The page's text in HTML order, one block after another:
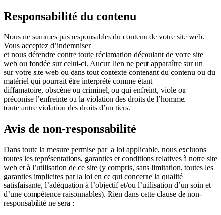
Responsabilité du contenu
Nous ne sommes pas responsables du contenu de votre site web.
Vous acceptez d’indemniser
et nous défendre contre toute réclamation découlant de votre site
web ou fondée sur celui-ci. Aucun lien ne peut apparaître sur un
sur votre site web ou dans tout contexte contenant du contenu ou du
matériel qui pourrait être interprété comme étant
diffamatoire, obscène ou criminel, ou qui enfreint, viole ou
préconise l’enfreinte ou la violation des droits de l’homme.
toute autre violation des droits d’un tiers.
Avis de non-responsabilité
Dans toute la mesure permise par la loi applicable, nous excluons
toutes les représentations, garanties et conditions relatives à notre site
web et à l’utilisation de ce site (y compris, sans limitation, toutes les
garanties implicites par la loi en ce qui concerne la qualité
satisfaisante, l’adéquation à l’objectif et/ou l’utilisation d’un soin et
d’une compétence raisonnables). Rien dans cette clause de non-
responsabilité ne sera :